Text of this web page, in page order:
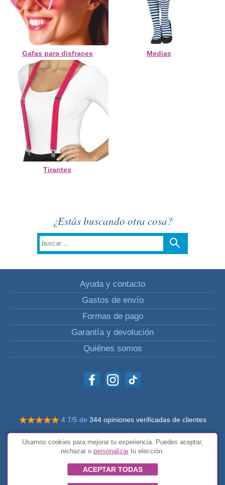
Gafas para disfraces Medias
Tirantes
¿Estás buscando otra cosa?
Ayuda y contacto
Gastos de envío
Formas de pago
Garantía y devolución
Quiénes somos
4.7/5 de 344 opiniones verificadas de clientes
© Todos los derechos reservados Impulsivos
Condiciones generales
Usamos cookies para mejorar tu experiencia. Puedes aceptar,
rechazar o personalizar tu elección.
ACEPTAR TODAS